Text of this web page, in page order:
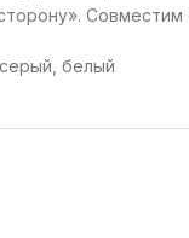
белый